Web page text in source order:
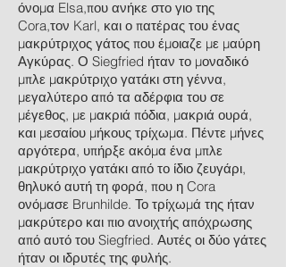
όνομα Elsa,που ανήκε στο γιο της
Cora,τον Karl, και ο πατέρας του ένας
μακρύτριχος γάτος που έμοιαζε με μαύρη
Αγκύρας. Ο Siegfried ήταν το μοναδικό
μπλε μακρύτριχο γατάκι στη γέννα,
μεγαλύτερο από τα αδέρφια του σε
μέγεθος, με μακριά πόδια, μακριά ουρά,
και μεσαίου μήκους τρίχωμα. Πέντε μήνες
αργότερα, υπήρξε ακόμα ένα μπλε
μακρύτριχο γατάκι από το ίδιο ζευγάρι,
θηλυκό αυτή τη φορά, που η Cora
ονόμασε Brunhilde. Το τρίχωμά της ήταν
μακρύτερο και πιο ανοιχτής απόχρωσης
από αυτό του Siegfried. Αυτές οι δύο γάτες
ήταν οι ιδρυτές της φυλής.